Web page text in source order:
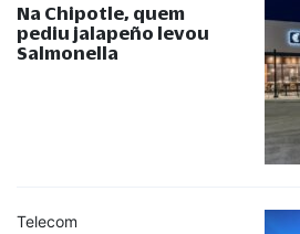
Na Chipotle, quem
pediu jalapeño levou
Salmonella
Telecom